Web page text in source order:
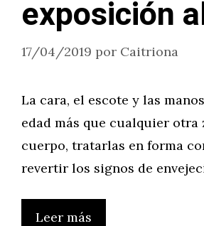
exposición
17/04/2019 por Caitriona
La cara, el escote y las
edad más que cualquier otra
cuerpo, tratarlas en forma
revertir los signos de
Leer más